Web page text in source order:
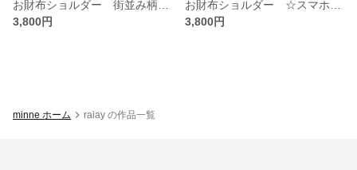
3,800円
3,800円
minne ホーム raiay の作品一覧